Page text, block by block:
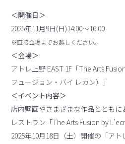
＜開催日＞
2025年11月9日(日)14:00～16:00
※直接会場までお越しください。
＜会場＞
アトレ上野 EAST 1F「The Arts
フュージョン・バイ レカン）」
＜イベント内容＞
店内壁画やさまざまな作品とともに
レストラン「The Arts Fusion by
2025年10月18日（土）開催の「ア